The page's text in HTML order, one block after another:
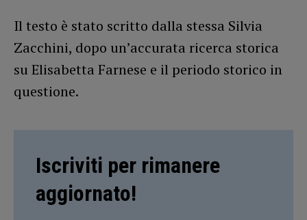
Il testo è stato scritto dalla stessa Silvia
Zacchini, dopo un’accurata ricerca storica
su Elisabetta Farnese e il periodo storico in
questione.
Iscriviti per rimanere
aggiornato!